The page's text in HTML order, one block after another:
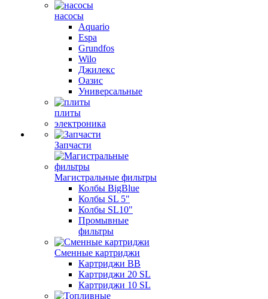
насосы
Aquario
Espa
Grundfos
Wilo
Джилекс
Оазис
Универсальные
плиты
электроника
Запчасти
Магистральные фильтры
Колбы BigBlue
Колбы SL 5"
Колбы SL10"
Промывные
фильтры
Сменные картриджи
Картриджи BB
Картриджи 20 SL
Картриджи 10 SL